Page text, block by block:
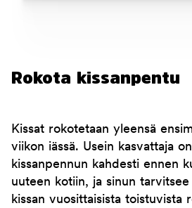
Rokota kissanpentu
Kissat rokotetaan yleensä
viikon iässä. Usein kasvattaja
kissanpennun kahdesti ennen
uuteen kotiin, ja sinun
kissan vuosittaisista toistuvista